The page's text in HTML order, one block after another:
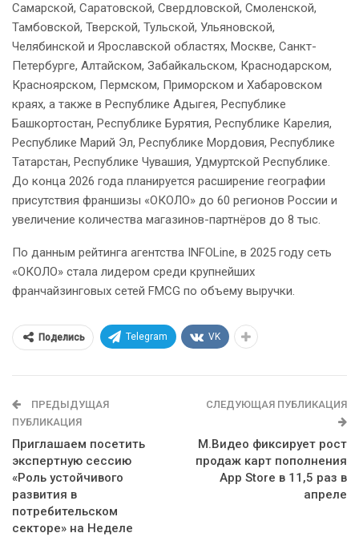
Самарской, Саратовской, Свердловской, Смоленской,
Тамбовской, Тверской, Тульской, Ульяновской,
Челябинской и Ярославской областях, Москве, Санкт-
Петербурге, Алтайском, Забайкальском, Краснодарском,
Красноярском, Пермском, Приморском и Хабаровском
краях, а также в Республике Адыгея, Республике
Башкортостан, Республике Бурятия, Республике Карелия,
Республике Марий Эл, Республике Мордовия, Республике
Татарстан, Республике Чувашия, Удмуртской Республике.
До конца 2026 года планируется расширение географии
присутствия франшизы «ОКОЛО» до 60 регионов России и
увеличение количества магазинов-партнёров до 8 тыс.
По данным рейтинга агентства INFOLine, в 2025 году сеть
«ОКОЛО» стала лидером среди крупнейших
франчайзинговых сетей FMCG по объему выручки.
Поделись Telegram VK
ПРЕДЫДУЩАЯ
ПУБЛИКАЦИЯ
Приглашаем посетить
экспертную сессию
«Роль устойчивого
развития в
потребительском
секторе» на Неделе
СЛЕДУЮЩАЯ ПУБЛИКАЦИЯ
М.Видео фиксирует рост
продаж карт пополнения
App Store в 11,5 раз в
апреле